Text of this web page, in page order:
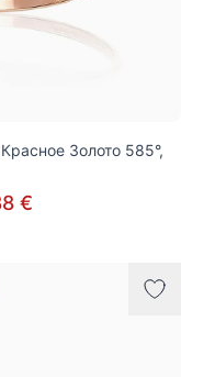
Золото 585°,
€